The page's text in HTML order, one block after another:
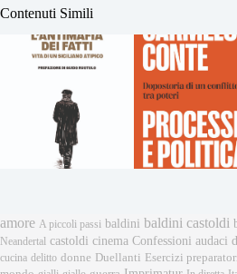
Contenuti Simili
amore A piccoli passi baldini baldini castoldi
Neandertal castoldi cinema Confessioni audaci
cucina delitto donne Duellanti Esercizi